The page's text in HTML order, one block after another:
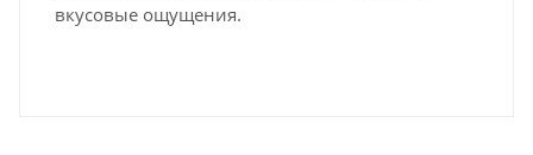
вкусовые ощущения.